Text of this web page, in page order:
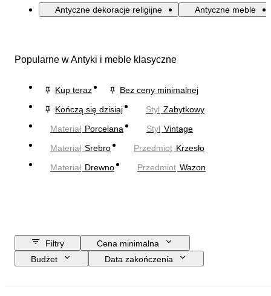
Antyczne dekoracje religijne Antyczne meble
Popularne w Antyki i meble klasyczne
Kup teraz
Bez ceny minimalnej
Kończą się dzisiaj
Styl Zabytkowy
Materiał Porcelana Styl Vintage
Materiał Srebro Przedmiot Krzesło
Materiał Drewno Przedmiot Wazon
Filtry
Cena minimalna
Budżet
Data zakończenia